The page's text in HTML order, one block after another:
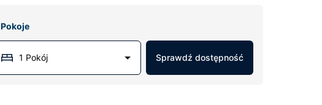
Pokoje
1 Pokój Sprawdź dostępność